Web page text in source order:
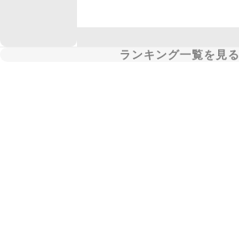
ランキング一覧を見る